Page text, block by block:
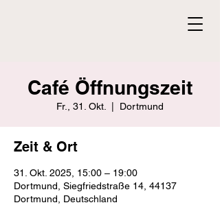
Café Öffnungszeit
Fr., 31. Okt. Dortmund
Zeit & Ort
31. Okt. 2025, 15:00 – 19:00
Dortmund, Siegfriedstraße 14, 44137
Dortmund, Deutschland